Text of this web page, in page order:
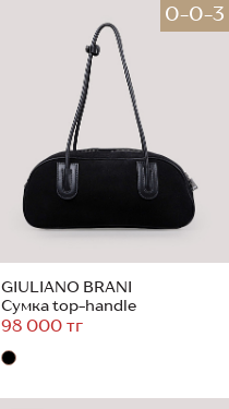
0-0-3
GIULIANO BRANI
Сумка top-handle
98 000 тг